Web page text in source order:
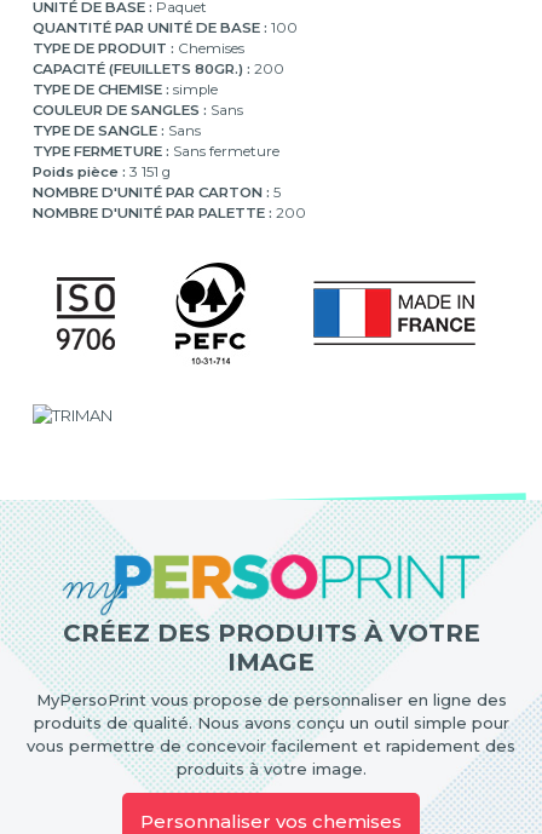
UNITÉ DE BASE : Paquet
QUANTITÉ PAR UNITÉ DE BASE : 100
TYPE DE PRODUIT : Chemises
CAPACITÉ (FEUILLETS 80GR.) : 200
TYPE DE CHEMISE : simple
COULEUR DE SANGLES : Sans
TYPE DE SANGLE : Sans
TYPE FERMETURE : Sans fermeture
Poids pièce : 3 151 g
NOMBRE D'UNITÉ PAR CARTON : 5
NOMBRE D'UNITÉ PAR PALETTE : 200
CRÉEZ DES PRODUITS À VOTRE
IMAGE
MyPersoPrint vous propose de personnaliser en ligne des
produits de qualité. Nous avons conçu un outil simple pour
vous permettre de concevoir facilement et rapidement des
produits à votre image.
Personnaliser vos chemises